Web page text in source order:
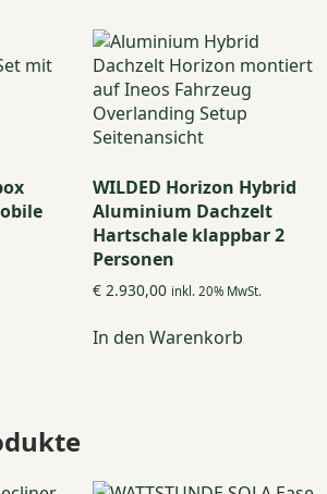
auf.
der
Produktseite
WILDED Horizon Hybrid
Aluminium Dachzelt
Hartschale klappbar 2
Personen
€2.930,00 inkl. 20% MwSt.
In den Warenkorb